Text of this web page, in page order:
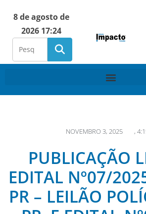
8 de agosto de
2026 17:24
NOVEMBRO 3, 2025 ,
PUBLICAÇÃO
EDITAL Nº07/
PR – LEILÃO